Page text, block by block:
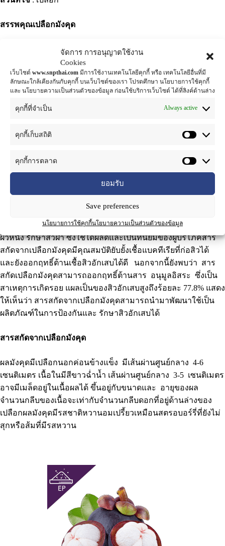
จัดการ การอนุญาตใช้งาน
Cookies
เว็บไซต์ www.snpthai.com มีการใช้งานเทคโนโลยีคุกกี้ หรือ เทคโนโลยีอื่นที่มี
ลักษณะใกล้เคียงกันกับคุกกี้ บนเว็บไซต์ของเรา โปรดศึกษา นโยบายการใช้คุกกี้
และ นโยบายความเป็นส่วนตัวของข้อมูล ก่อนใช้บริการเว็บไซต์ ได้ที่ลิงค์ด้านล่าง
คุกกี้ที่จำเป็น Always active
คุกกี้เก็บสถิติ
คุกกี้การตลาด
ยอมรับ
Save preferences
นโยบายการใช้คุกกี้นโยบายความเป็นส่วนตัวของข้อมูล
สรรพคุณเปลือกมังคุด
ในการรักษาโรคผิวหนังของเปลือกมังคุด นี้ได้รับการพิสูจน์ และ
ยืนยันจากการ วิจัยทางวิทยาศาสตร์ ที่ค้นพบว่า รสฝาดในเปลือก
มังคุดนี้มีสารแทนนิน (Tannin) และสารแซนโทน (Xanthone) ที่
มีชื่อเรียกเฉพาะชื่อเดียวกับมังคุดว่า สารแมงโกสติน (mangostin)
โกสตินมีฤทธิ์ช่วยลดอาการอักเสบ และต้านเชื้อแบคทีเรียที่ทำให้
ที่เป็นสาเหตุของโรค ผิวหนังและกลากเกลื้อน อีกทั้งยังบรรเทา
อาการผดผื่นทั้งในเด็กและผู้ใหญ่ได้เป็นอย่างดี โดยใช้เปลือกมังคุด
แห้งต้มน้ำอาบ หรือใช้น้ำต้มเปลือกมังคุดทาบริเวณที่มีอาการ
สนใจนำสารสกัดจากเปลือกมังคุดไปใช้เป็นส่วนผสมในผลิตภัณฑ์
ต่าง ๆ เช่น สบู่เปลือกมังคุด ที่ช่วยดับกลิ่นเต่าช่วยบรรเทาโรค
ผิวหนัง รักษาสิวฝ้า ซึ่งใช้ได้ผลดีและเป็นที่นิยมของผู้บริโภคสาร
สกัดจากเปลือกมังคุดมีคุณสมบัติยับยั้งเชื้อแบคทีเรียที่ก่อสิวได้
และยังออกฤทธิ์ต้านเชื้อสิวอักเสบได้ดี นอกจากนี้ยังพบว่า สาร
สกัดเปลือกมังคุดสามารถออกฤทธิ์ต้านสาร อนุมูลอิสระ ซึ่งเป็น
สาเหตุการเกิดรอย แผลเป็นของสิวอักเสบสูงถึงร้อยละ 77.8% แสดง
ให้เห็นว่า สารสกัดจากเปลือกมังคุดสามารถนำมาพัฒนาใช้เป็น
ผลิตภัณฑ์ในการป้องกันและ รักษาสิวอักเสบได้
สารสกัดจากเปลือกมังคุด
ผลมังคุดมีเปลือกนอกค่อนข้างแข็ง มีเส้นผ่านศูนย์กลาง 4-6
เซนติเมตร เนื้อในมีสีขาวฉ่ำน้ำ เส้นผ่านศูนย์กลาง 3-5 เซนติเมตร
อาจมีเมล็ดอยู่ในเนื้อผลได้ ขึ้นอยู่กับขนาดและ อายุของผล
จำนวนกลีบของเนื้อจะเท่ากับจำนวนกลีบดอกที่อยู่ด้านล่างของ
เปลือกผลมังคุดมีรสชาติหวานอมเปรี้ยวเหมือนสตรอบอร์รี่ที่ยังไม่
สุกหรือส้มที่มีรสหวาน